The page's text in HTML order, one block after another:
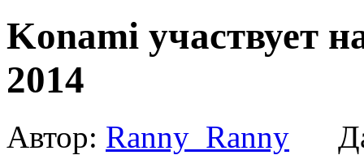
Konami участвует
2014
Автор: Ranny_Ranny